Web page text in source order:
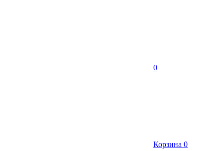
0
Корзина 0